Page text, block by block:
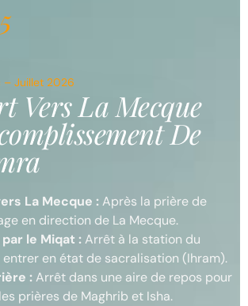
– Juillet 2026
Vers La Mecque
De
La Mecque :Après la prière de
en direction de La Mecque.
par le Miqat : Arrêt à la station du
en état de sacralisation (Ihram).
: Arrêt dans une aire de repos pour
prières de Maghrib et Isha.